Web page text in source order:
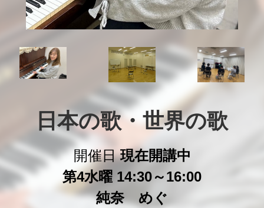
日本の歌・世界の歌
開催日現在開講中
第4水曜 14:30～16:00
純奈 めぐ